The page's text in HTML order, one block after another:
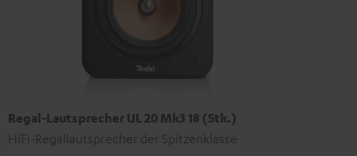
Regal-Lautsprecher UL 20 Mk3 18 (Stk.)
HiFi-Regallautsprecher der Spitzenklasse